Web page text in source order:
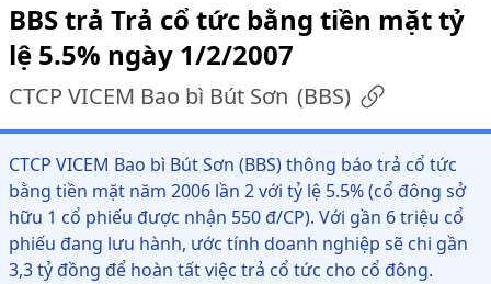
BBS trả Trả cổ tức bằng tiền mặt tỷ
lệ 5.5% ngày 1/2/2007
CTCP VICEM Bao bì Bút Sơn (BBS)
CTCP VICEM Bao bì Bút Sơn (BBS) thông báo trả cổ tức
bằng tiền mặt năm 2006 lần 2 với tỷ lệ 5.5% (cổ đông sở
hữu 1 cổ phiếu được nhận 550 đ/CP). Với gần 6 triệu cổ
phiếu đang lưu hành, ước tính doanh nghiệp sẽ chi gần
3,3 tỷ đồng để hoàn tất việc trả cổ tức cho cổ đông.